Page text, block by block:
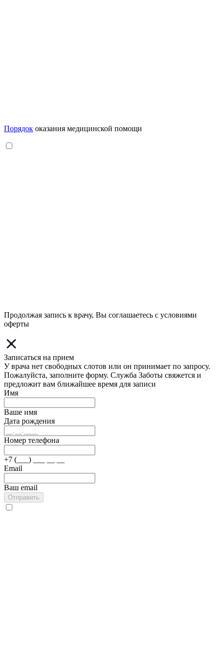
Порядок оказания медицинской помощи
Продолжая запись к врачу, Вы соглашаетесь с условиями
оферты
Записаться на прием
У врача нет свободных слотов или он принимает по запросу.
Пожалуйста, заполните форму. Служба Заботы свяжется и
предложит вам ближайшее время для записи
Имя
Ваше имя
Дата рождения
Номер телефона
+7 (___) ___ __ __
Email
Ваш email
Отправить